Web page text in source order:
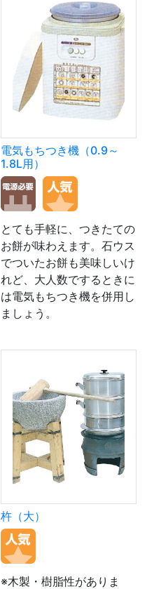
電気もちつき機（0.9～
1.8L用）
とても手軽に、つきたての
お餅が味わえます。石ウス
でついたお餅も美味しいけ
れど、大人数でするときに
は電気もちつき機を併用し
ましょう。
杵（大）
※木製・樹脂性がありま